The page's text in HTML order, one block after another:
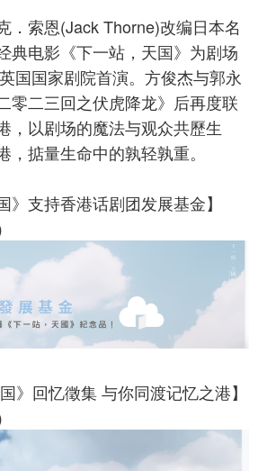
．索恩(Jack Thorne)改编日本名
典电影《下一站，天国》为剧场
国国家剧院首演。方俊杰与郭永
零二三回之伏虎降龙》后再度联
，以剧场的魔法与观众共歷生
，掂量生命中的孰轻孰重。
》支持香港话剧团发展基金】
》回忆徵集 与你同渡记忆之港】